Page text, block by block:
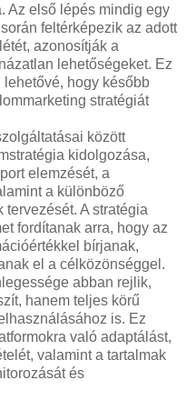
Az első lépés mindig egy
feltérképezik az adott
azonosítják a
lehetőségeket. Ez
hogy később
stratégiát
között
kidolgozása,
elemzését, a
a különböző
A stratégia
fordítanak arra, hogy az
bírjanak,
el a célközönséggel.
abban rejlik,
hanem teljes körű
is. Ez
való adaptálást,
valamint a tartalmak
és